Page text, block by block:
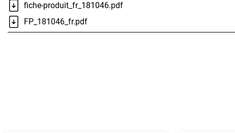
fiche-produit_fr_181046.pdf
FP_181046_fr.pdf